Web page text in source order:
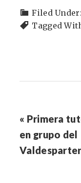
Filed
Tagged
« Primera
en grupo del